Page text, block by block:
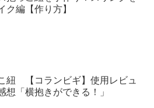
ク編【作り方】
紐 【コランビギ】使用レビュ
想「横抱きができる！」